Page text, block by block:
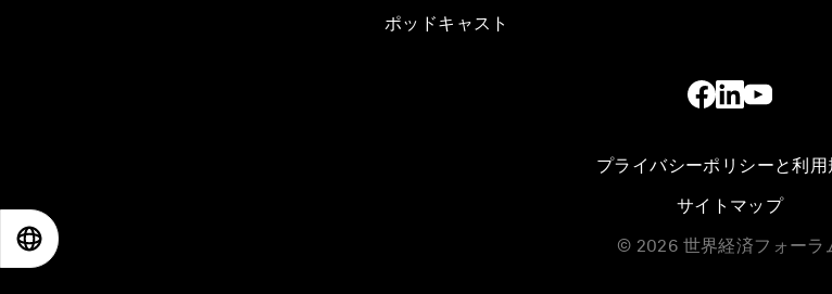
ポッドキャスト
プライバシーポリシーと利用
サイトマップ
© 2026 世界経済フォーラ